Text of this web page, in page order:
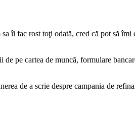
îi fac rost toţi odată, cred că pot să îmi
pe cartea de muncă, formulare
de a scrie despre campania de